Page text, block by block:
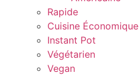
Rapide
Cuisine Économique
Instant Pot
Végétarien
Vegan